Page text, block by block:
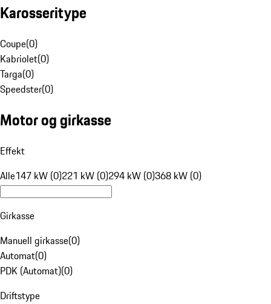
Karosseritype
Coupe(0)
Kabriolet(0)
Targa(0)
Speedster(0)
Motor og girkasse
Effekt
Alle147 kW (0)221 kW (0)294 kW (0)368 kW (0)
Girkasse
Manuell girkasse(0)
Automat(0)
PDK (Automat)(0)
Driftstype